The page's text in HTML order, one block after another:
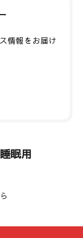
情報をお届け
眠用